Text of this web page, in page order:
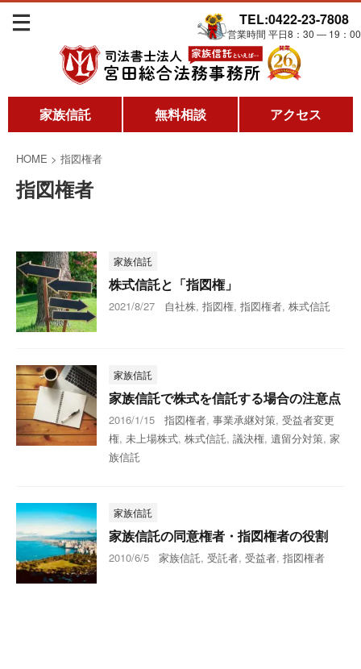
TEL:0422-23-7808
営業時間 平日8：30 ― 19：00
家族信託 無料相談 アクセス
HOME > 指図権者
指図権者
家族信託
株式信託と「指図権」
2021/8/27 自社株, 指図権, 指図権者, 株式信託
家族信託
家族信託で株式を信託する場合の注意点
2016/1/15 指図権者, 事業承継対策, 受益者変更
権, 未上場株式, 株式信託, 議決権, 遺留分対策, 家
族信託
家族信託
家族信託の同意権者・指図権者の役割
2010/6/5 家族信託, 受託者, 受益者, 指図権者